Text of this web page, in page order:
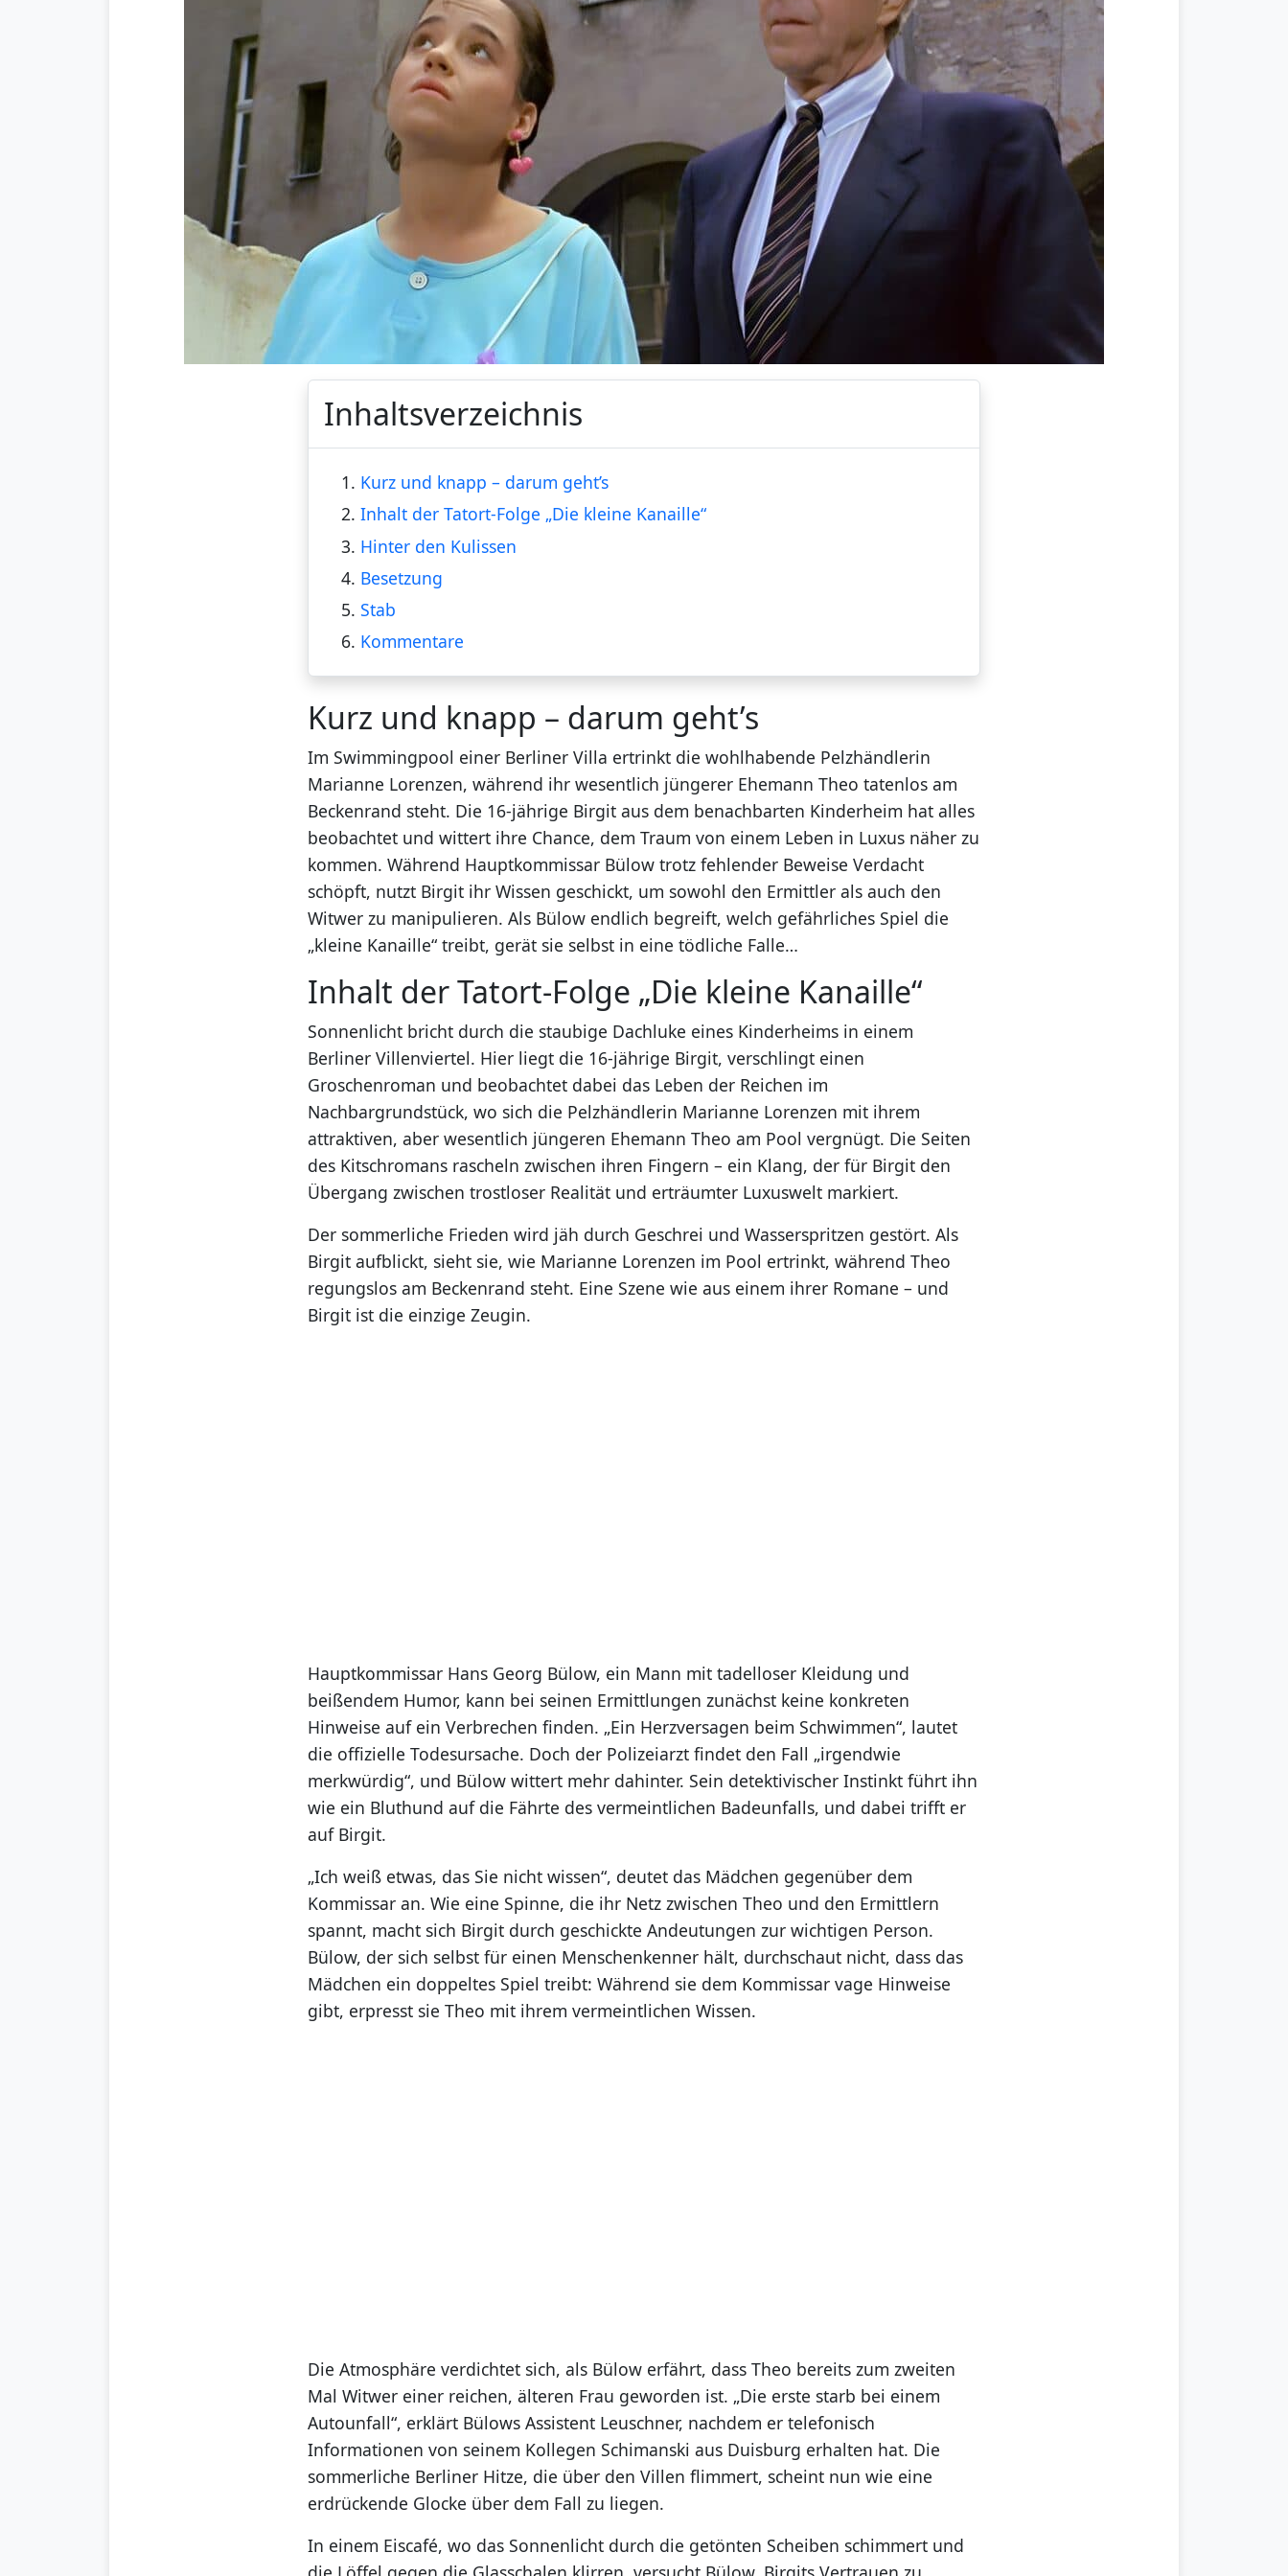
Inhaltsverzeichnis
1. Kurz und knapp – darum geht’s
2. Inhalt der Tatort-Folge „Die kleine Kanaille“
3. Hinter den Kulissen
4. Besetzung
5. Stab
6. Kommentare
Kurz und knapp – darum geht’s
Im Swimmingpool einer Berliner Villa ertrinkt die wohlhabende Pelzhändlerin
Marianne Lorenzen, während ihr wesentlich jüngerer Ehemann Theo tatenlos am
Beckenrand steht. Die 16-jährige Birgit aus dem benachbarten Kinderheim hat alles
beobachtet und wittert ihre Chance, dem Traum von einem Leben in Luxus näher zu
kommen. Während Hauptkommissar Bülow trotz fehlender Beweise Verdacht
schöpft, nutzt Birgit ihr Wissen geschickt, um sowohl den Ermittler als auch den
Witwer zu manipulieren. Als Bülow endlich begreift, welch gefährliches Spiel die
„kleine Kanaille“ treibt, gerät sie selbst in eine tödliche Falle…
Inhalt der Tatort-Folge „Die kleine Kanaille“
Sonnenlicht bricht durch die staubige Dachluke eines Kinderheims in einem
Berliner Villenviertel. Hier liegt die 16-jährige Birgit, verschlingt einen
Groschenroman und beobachtet dabei das Leben der Reichen im
Nachbargrundstück, wo sich die Pelzhändlerin Marianne Lorenzen mit ihrem
attraktiven, aber wesentlich jüngeren Ehemann Theo am Pool vergnügt. Die Seiten
des Kitschromans rascheln zwischen ihren Fingern – ein Klang, der für Birgit den
Übergang zwischen trostloser Realität und erträumter Luxuswelt markiert.
Der sommerliche Frieden wird jäh durch Geschrei und Wasserspritzen gestört. Als
Birgit aufblickt, sieht sie, wie Marianne Lorenzen im Pool ertrinkt, während Theo
regungslos am Beckenrand steht. Eine Szene wie aus einem ihrer Romane – und
Birgit ist die einzige Zeugin.
Hauptkommissar Hans Georg Bülow, ein Mann mit tadelloser Kleidung und
beißendem Humor, kann bei seinen Ermittlungen zunächst keine konkreten
Hinweise auf ein Verbrechen finden. „Ein Herzversagen beim Schwimmen“, lautet
die offizielle Todesursache. Doch der Polizeiarzt findet den Fall „irgendwie
merkwürdig“, und Bülow wittert mehr dahinter. Sein detektivischer Instinkt führt ihn
wie ein Bluthund auf die Fährte des vermeintlichen Badeunfalls, und dabei trifft er
auf Birgit.
„Ich weiß etwas, das Sie nicht wissen“, deutet das Mädchen gegenüber dem
Kommissar an. Wie eine Spinne, die ihr Netz zwischen Theo und den Ermittlern
spannt, macht sich Birgit durch geschickte Andeutungen zur wichtigen Person.
Bülow, der sich selbst für einen Menschenkenner hält, durchschaut nicht, dass das
Mädchen ein doppeltes Spiel treibt: Während sie dem Kommissar vage Hinweise
gibt, erpresst sie Theo mit ihrem vermeintlichen Wissen.
Die Atmosphäre verdichtet sich, als Bülow erfährt, dass Theo bereits zum zweiten
Mal Witwer einer reichen, älteren Frau geworden ist. „Die erste starb bei einem
Autounfall“, erklärt Bülows Assistent Leuschner, nachdem er telefonisch
Informationen von seinem Kollegen Schimanski aus Duisburg erhalten hat. Die
sommerliche Berliner Hitze, die über den Villen flimmert, scheint nun wie eine
erdrückende Glocke über dem Fall zu liegen.
In einem Eiscafé, wo das Sonnenlicht durch die getönten Scheiben schimmert und